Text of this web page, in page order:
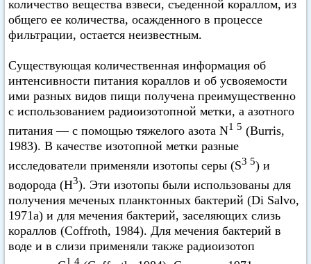
количество вещества взвеси, съеденной кораллом, из
общего ее количества, осажденного в процессе
фильтрации, остается неизвестным.
Существующая количественная информация об
интенсивности питания кораллов и об усвояемости
ими разных видов пищи получена преимущественно
с использованием радиоизотопной метки, а азотного
питания — с помощью тяжелого азота N1 5 (Burris,
1983). В качестве изотопной метки разные
исследователи применяли изотопы серы (S3 5) и
водорода (Н3). Эти изотопы были использованы для
получения меченых планктонных бактерий (Di Salvo,
1971а) и для мечения бактерий, заселяющих слизь
кораллов (Coffroth, 1984). Для мечения бактерий в
воде и в слизи применяли также радиоизотоп
1 4